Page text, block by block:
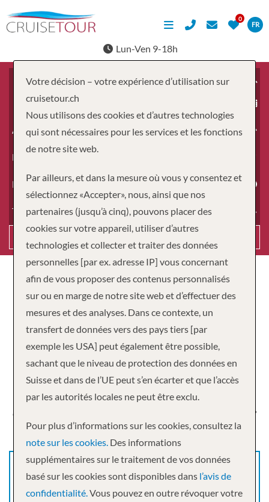
FR
Lun-Ven 9-18h
À partir du
Adultes
Enfants
Durée
Type de voyage
Travailler chez Cruisetour
Depuis 2003 Cruisetour, spécialiste indépendant en
croisières, est installé à Zurich.
Vous aimeriez apprendre au sein d’une entreprise très
compétente, bénéficier de l’incroyable expérience de toute
une équipe réunie, travailler dans un chouette endroit, tout
en ayant la possibilité de faire part de vos idées innovantes?
Alors n’attendez plus, postulez chez nous!
TOUTES LES OFFRES D’EMPLOI CHEZ
CRUISETOUR ET TUI SUISSE
Votre décision – votre expérience d’utilisation sur
cruisetour.ch
Nous utilisons des cookies et d’autres technologies
qui sont nécessaires pour les services et les fonctions
de notre site web.
Par ailleurs, et dans la mesure où vous y consentez et
sélectionnez «Accepter», nous, ainsi que nos
partenaires (jusqu’à cinq), pouvons placer des
cookies sur votre appareil, utiliser d’autres
technologies et collecter et traiter des données
personnelles [par ex. adresse IP] vous concernant
afin de vous proposer des contenus personnalisés
sur ou en marge de notre site web et d’effectuer des
mesures et des analyses. Dans ce contexte, un
transfert de données vers des pays tiers [par
exemple les USA] peut également être possible,
sachant que le niveau de protection des données en
Suisse et dans de l’UE peut s’en écarter et que l’accès
par les autorités locales ne peut être exclu.
Pour plus d’informations sur les cookies, consultez la
note sur les cookies. Des informations
supplémentaires sur le traitement de vos données
basé sur les cookies sont disponibles dans l’avis de
confidentialité.Vous pouvez en outre révoquer votre